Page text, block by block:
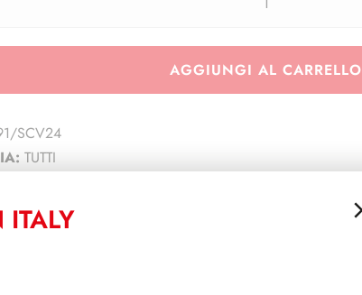
aggiornamento
&
AGGIUNGI AL CARRELLO
SCV24
TUTTI
ITALY